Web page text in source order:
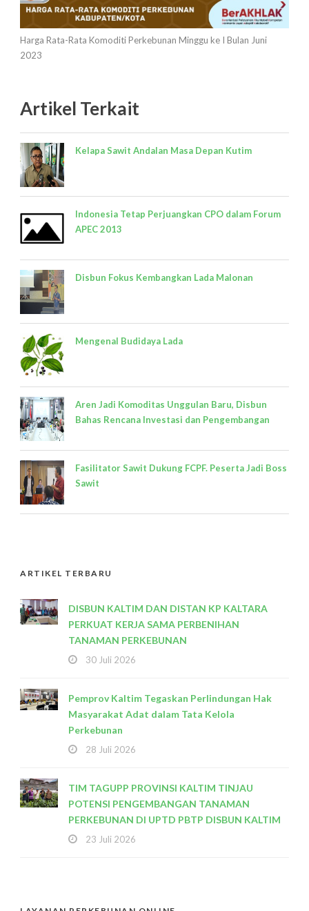
Harga Rata-Rata Komoditi Perkebunan Minggu ke I Bulan Juni
2023
Artikel Terkait
Kelapa Sawit Andalan Masa Depan Kutim
Indonesia Tetap Perjuangkan CPO dalam Forum
APEC 2013
Disbun Fokus Kembangkan Lada Malonan
Mengenal Budidaya Lada
Aren Jadi Komoditas Unggulan Baru, Disbun
Bahas Rencana Investasi dan Pengembangan
Fasilitator Sawit Dukung FCPF. Peserta Jadi Boss
Sawit
ARTIKEL TERBARU
DISBUN KALTIM DAN DISTAN KP KALTARA
PERKUAT KERJA SAMA PERBENIHAN
TANAMAN PERKEBUNAN
30 Juli 2026
Pemprov Kaltim Tegaskan Perlindungan Hak
Masyarakat Adat dalam Tata Kelola
Perkebunan
28 Juli 2026
TIM TAGUPP PROVINSI KALTIM TINJAU
POTENSI PENGEMBANGAN TANAMAN
PERKEBUNAN DI UPTD PBTP DISBUN KALTIM
23 Juli 2026